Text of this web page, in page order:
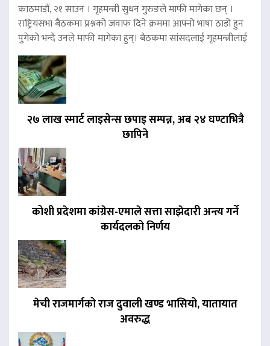
काठमाडौं, २१ साउन । गृहमन्त्री सुधन गुरुङले माफी मागेका छन् ।
राष्ट्रियसभा बैठकमा प्रश्नको जवाफ दिने क्रममा आफ्नो भाषा ठाडो हुन
पुगेको भन्दै उनले माफी मागेका हुन्। बैठकमा सांसदलाई गृहमन्त्रीलाई
२७ लाख स्मार्ट लाइसेन्स छपाइ सम्पन्न, अब २४ घण्टाभित्रै
छापिने
कोशी प्रदेशमा कांग्रेस-एमाले सत्ता साझेदारी अन्त्य गर्ने
कार्यदलको निर्णय
मेची राजमार्गको राज दुवाली खण्ड भासियो, यातायात
अवरुद्ध